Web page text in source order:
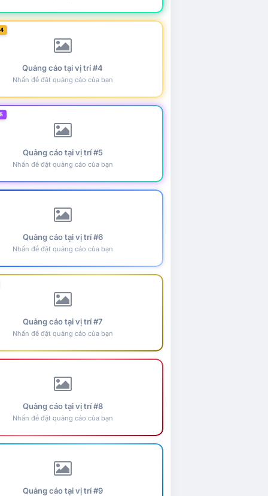
Quảng cáo tại vị trí #4
Nhấn để đặt quảng cáo của bạn
Quảng cáo tại vị trí #5
Nhấn để đặt quảng cáo của bạn
Quảng cáo tại vị trí #6
Nhấn để đặt quảng cáo của bạn
Quảng cáo tại vị trí #7
Nhấn để đặt quảng cáo của bạn
Quảng cáo tại vị trí #8
Nhấn để đặt quảng cáo của bạn
Quảng cáo tại vị trí #9